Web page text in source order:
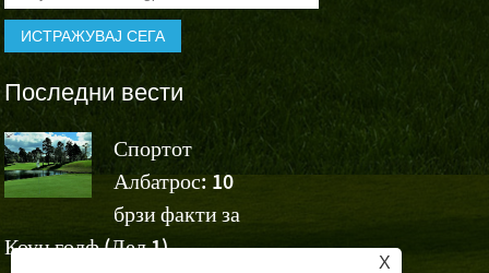
Последни вести
Спортот
Албатрос: 10
брзи факти за
Коун голф (Дел 1)
Албатрос
Ашун на Volvo China
X